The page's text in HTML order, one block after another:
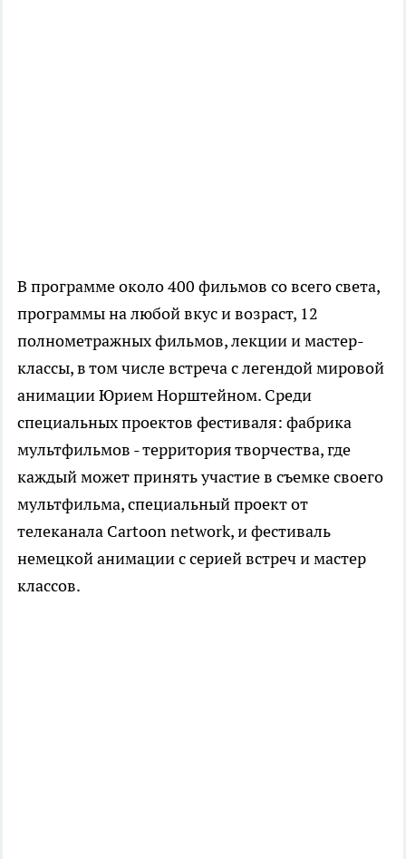
В программе около 400 фильмов со всего света,
программы на любой вкус и возраст, 12
полнометражных фильмов, лекции и мастер-
классы, в том числе встреча с легендой мировой
анимации Юрием Норштейном. Среди
специальных проектов фестиваля: фабрика
мультфильмов - территория творчества, где
каждый может принять участие в съемке своего
мультфильма, специальный проект от
телеканала Cartoon network, и фестиваль
немецкой анимации с серией встреч и мастер
классов.